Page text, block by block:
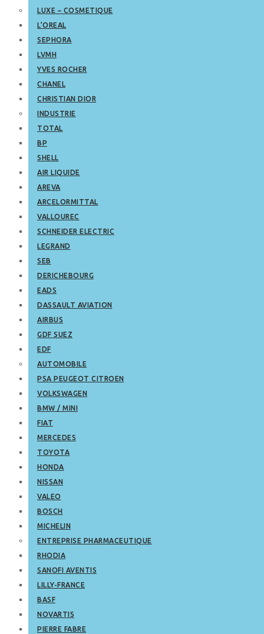
LUXE – COSMETIQUE
L’OREAL
SEPHORA
LVMH
YVES ROCHER
CHANEL
CHRISTIAN DIOR
INDUSTRIE
TOTAL
BP
SHELL
AIR LIQUIDE
AREVA
ARCELORMITTAL
VALLOUREC
SCHNEIDER ELECTRIC
LEGRAND
SEB
DERICHEBOURG
EADS
DASSAULT AVIATION
AIRBUS
GDF SUEZ
EDF
AUTOMOBILE
PSA PEUGEOT CITROEN
VOLKSWAGEN
BMW / MINI
FIAT
MERCEDES
TOYOTA
HONDA
NISSAN
VALEO
BOSCH
MICHELIN
ENTREPRISE PHARMACEUTIQUE
RHODIA
SANOFI AVENTIS
LILLY-FRANCE
BASF
NOVARTIS
PIERRE FABRE